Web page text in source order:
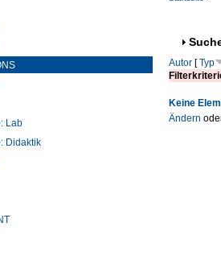
Autor[Typ
Keine
Ändern
Lab
Didaktik